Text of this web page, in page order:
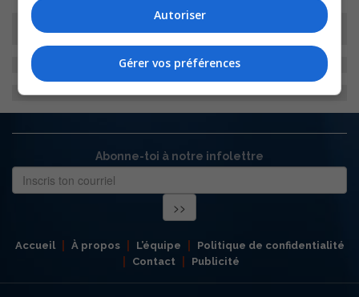
Abonne-toi à notre infolettre
Accueil À propos L’équipe
Politique de confidentialité
Contact
Publicité
Autoriser
Gérer vos préférences